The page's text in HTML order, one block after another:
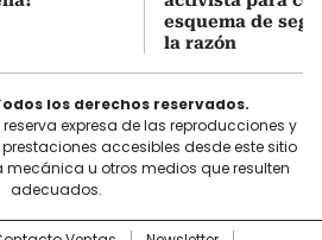
esquema de
la razón
los derechos reservados.
reserva expresa de las reproducciones y
accesibles desde este sitio
mecánica u otros medios que resulten
adecuados.